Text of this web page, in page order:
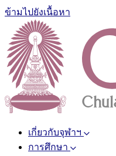
ข้ามไปยังเนื้อหา
เกี่ยวกับจุฬาฯ
การศึกษา